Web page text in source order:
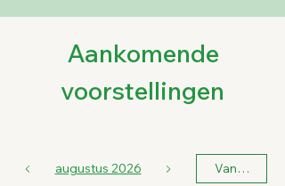
Aankomende
voorstellingen
augustus 2026 Vandaag